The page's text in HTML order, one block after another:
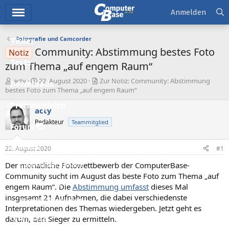
Ticker
Tests
Downloads
Preisvergleich
Forum
Aktuelles
Empfohlene Inhalte
Neue Beiträge
Neueste Aktivitäten
Leserartikel
Anmelden
Fotografie und Camcorder
Notiz Community: Abstimmung bestes Foto
zum Thema „auf engem Raum“
E
r
t
e
l
r
acty
E
r
t
t
a
m
22. August 2020
Zur Notiz: Community: Abstimmung
bestes Foto zum Thema „auf engem Raum“
acty
Redakteur Teammitglied
22. August 2020 #1
Der monatliche Fotowettbewerb der ComputerBase-
Community sucht im August das beste Foto zum Thema „auf
engem Raum“. Die Abstimmung umfasst dieses Mal
insgesamt 21 Aufnahmen, die dabei verschiedenste
Interpretationen des Themas wiedergeben. Jetzt geht es
darum, den Sieger zu ermitteln.